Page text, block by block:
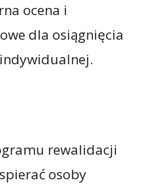
ocena i
dla osiągnięcia
rewalidacji
osoby